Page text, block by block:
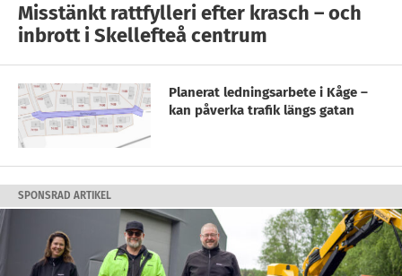
Misstänkt rattfylleri efter krasch – och
inbrott i Skellefteå centrum
Planerat ledningsarbete i Kåge –
kan påverka trafik längs gatan
SPONSRAD ARTIKEL